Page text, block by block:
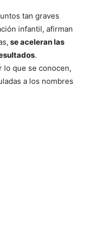
tan graves
infantil, afirman
se aceleran las
.
lo que se conocen,
a los nombres